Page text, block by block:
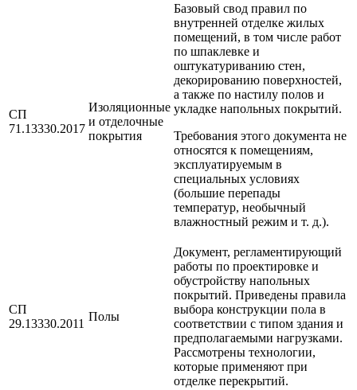
СП
71.13330.2017
Изоляционные
и отделочные
покрытия
Базовый свод правил по
внутренней отделке жилых
помещений, в том числе работ
по шпаклевке и
оштукатуриванию стен,
декорированию поверхностей,
а также по настилу полов и
укладке напольных покрытий.
Требования этого документа не
относятся к помещениям,
эксплуатируемым в
специальных условиях
(большие перепады
температур, необычный
влажностный режим и т. д.).
СП
29.13330.2011
Полы
Документ, регламентирующий
работы по проектировке и
обустройству напольных
покрытий. Приведены правила
выбора конструкции пола в
соответствии с типом здания и
предполагаемыми нагрузками.
Рассмотрены технологии,
которые применяют при
отделке перекрытий.